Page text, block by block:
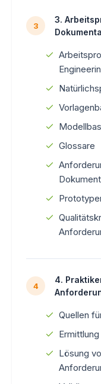
3
3.
Glossare
4
4.
Quellen
Lösung